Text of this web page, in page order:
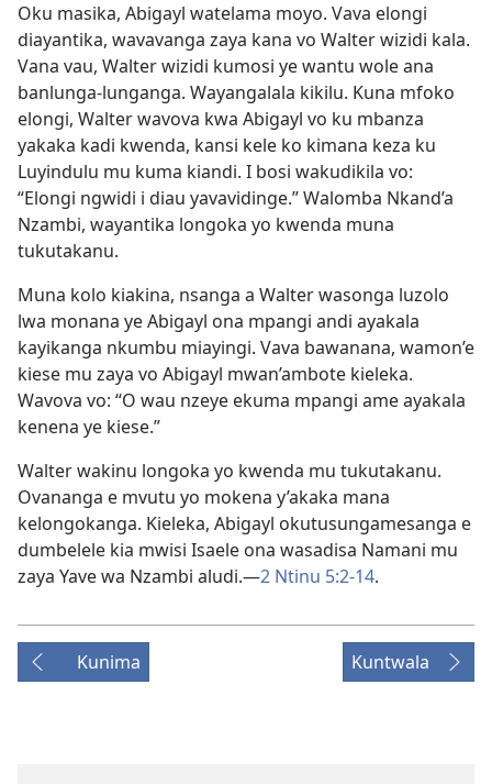
Oku masika, Abigayl watelama moyo. Vava elongi
diayantika, wavavanga zaya kana vo Walter wizidi kala.
Vana vau, Walter wizidi kumosi ye wantu wole ana
banlunga-lunganga. Wayangalala kikilu. Kuna mfoko
elongi, Walter wavova kwa Abigayl vo ku mbanza
yakaka kadi kwenda, kansi kele ko kimana keza ku
Luyindulu mu kuma kiandi. I bosi wakudikila vo:
“Elongi ngwidi i diau yavavidinge.” Walomba Nkand’a
Nzambi, wayantika longoka yo kwenda muna
tukutakanu.
Muna kolo kiakina, nsanga a Walter wasonga luzolo
lwa monana ye Abigayl ona mpangi andi ayakala
kayikanga nkumbu miayingi. Vava bawanana, wamon’e
kiese mu zaya vo Abigayl mwan’ambote kieleka.
Wavova vo: “O wau nzeye ekuma mpangi ame ayakala
kenena ye kiese.”
Walter wakinu longoka yo kwenda mu tukutakanu.
Ovananga e mvutu yo mokena y’akaka mana
kelongokanga. Kieleka, Abigayl okutusungamesanga e
dumbelele kia mwisi Isaele ona wasadisa Namani mu
zaya Yave wa Nzambi aludi.​—⁠2 Ntinu 5:​2-14.
Kunima Kuntwala